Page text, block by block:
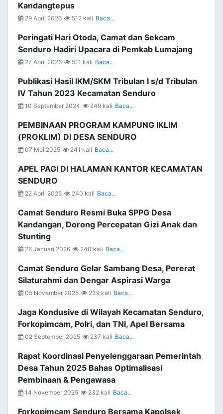
Kandangtepus
29 April 2026 512 kali Baca...
Peringati Hari Otoda, Camat dan Sekcam
Senduro Hadiri Upacara di Pemkab Lumajang
27 April 2026 511 kali Baca...
Publikasi Hasil IKM/SKM Tribulan I s/d Tribulan
IV Tahun 2023 Kecamatan Senduro
10 September 2024 249 kali Baca...
PEMBINAAN PROGRAM KAMPUNG IKLIM
(PROKLIM) DI DESA SENDURO
07 Mei 2025 241 kali Baca...
APEL PAGI DI HALAMAN KANTOR KECAMATAN
SENDURO
22 April 2025 240 kali Baca...
Camat Senduro Resmi Buka SPPG Desa
Kandangan, Dorong Percepatan Gizi Anak dan
Stunting
26 Januari 2026 240 kali Baca...
Camat Senduro Gelar Sambang Desa, Pererat
Silaturahmi dan Dengar Aspirasi Warga
05 November 2025 239 kali Baca...
Jaga Kondusive di Wilayah Kecamatan Senduro,
Forkopimcam, Polri, dan TNI, Apel Bersama
02 September 2025 237 kali Baca...
Rapat Koordinasi Penyelenggaraan Pemerintah
Desa Tahun 2025 Bahas Optimalisasi
Pembinaan & Pengawasa
14 November 2025 232 kali Baca...
Forkopimcam Senduro Bersama Kapolsek